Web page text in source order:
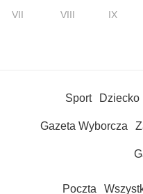
VII
VIII IX
Sport Dziecko
Gazeta Wyborcza
Poczta